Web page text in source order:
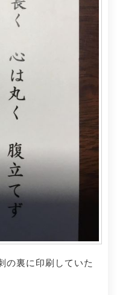
の裏に印刷していた